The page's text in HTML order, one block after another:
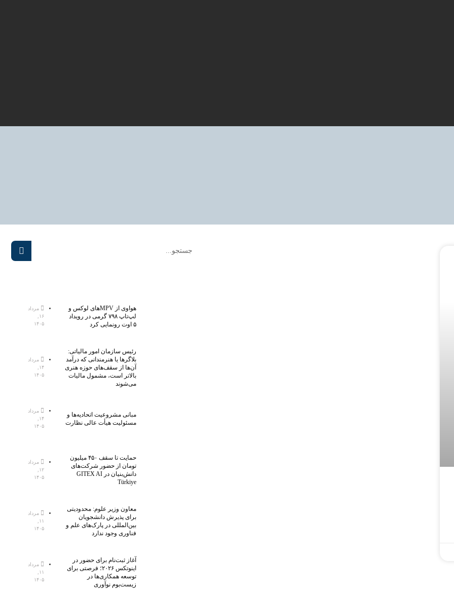
هواوی از MPVهای لوکس و
لپ‌تاپ ۷۹۸ گرمی در رویداد
۵ اوت رونمایی کرد
مرداد
۱۶,
۱۴۰۵
رئیس سازمان امور مالیاتی:
بلاگر‌ها یا هنرمندانی که درآمد
آن‌ها از سقف‌های حوزه هنری
بالاتر است، مشمول مالیات
می‌شوند
مرداد
۱۴,
۱۴۰۵
مبانی مشروعیت اتحادیه‌ها و
مسئولیت هیأت عالی نظارت
مرداد
۱۴,
۱۴۰۵
حمایت تا سقف ۴۵۰ میلیون
تومان از حضور شرکت‌های
دانش‌بنیان در GITEX AI
Türkiye
مرداد
۱۲,
۱۴۰۵
معاون وزیر علوم: محدودیتی
برای پذیرش دانشجویان
بین‌المللی در پارک‌های علم و
فناوری وجود ندارد
مرداد
۱۱,
۱۴۰۵
آغاز ثبت‌نام برای حضور در
اینوتکس ۲۰۲۶؛ فرصتی برای
توسعه همکاری‌ها در
زیست‌بوم نوآوری
مرداد
۱۱,
۱۴۰۵